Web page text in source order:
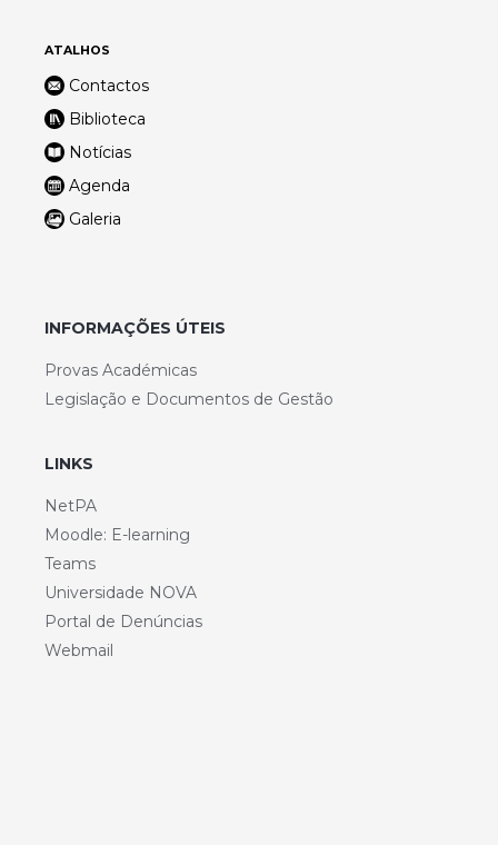
ATALHOS
Contactos
Biblioteca
Notícias
Agenda
Galeria
INFORMAÇÕES ÚTEIS
Provas Académicas
Legislação e Documentos de Gestão
LINKS
NetPA
Moodle: E-learning
Teams
Universidade NOVA
Portal de Denúncias
Webmail